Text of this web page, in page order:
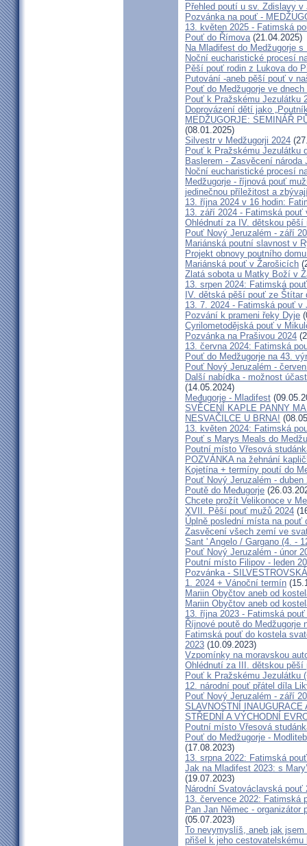
Přehled poutí u sv. Zdislavy
Pozvánka na pouť -
13. květen 2025 - Fatimská
Pouť do Římova(21.04.2025)
Na Mladifest do Medžugorje s
Noční eucharistické procesí
Pěší pouť rodin z Lukova do
Putování -aneb pěší pouť v
Pouť do Medžugorje ve
Pouť k Pražskému Jezulátku
Doprovázení dětí jako
MEDŽUGORJE: SEMINÁŘ
(08.01.2025)
Silvestr v Medžugorji 2024
Pouť k Pražskému Jezulátku
Baslerem - Zasvěcení národa
Noční eucharistické procesí
Medžugorje - říjnová pouť
jedinečnou příležitost a
13. října 2024 v 16 hodin:
13. září 2024 - Fatimská pouť
Ohlédnutí za IV. dětskou
Pouť Nový Jeruzalém - září
Mariánská poutní slavnost v
Projekt obnovy poutního
Mariánská pouť v Žarošicích
Zlatá sobota u Matky Boží v
13. srpen 2024: Fatimská
IV. dětská pěší pouť ze Štítar
13. 7. 2024 - Fatimská pouť
Pozvání k prameni řeky Dyje
Cyrilometodějská pouť v
Pozvánka na Prašivou 2024
13. června 2024: Fatimská
Pouť do Medžugorje na 43.
Pouť Nový Jeruzalém -
Další nabídka - možnost
(14.05.2024)
Međugorje - Mladifest
SVĚCENÍ KAPLE PANNY
NESVAČILCE U BRNA!
13. květen 2024: Fatimská
Pouť s Marys Meals do
Poutní místo Vřesová
POZVÁNKA na žehnání
Kojetína + termíny poutí do
Pouť Nový Jeruzalém - duben
Poutě do Međugorje
Chcete prožít Velikonoce v
XVII. Pěší pouť mužů 2024
Úplně poslední místa na pouť
Zasvěcení všech zemí ve
Sant ' Angelo / Gargano (4. -
Pouť Nový Jeruzalém - únor
Poutní místo Filipov - leden
Pozvánka -
1. 2024 + Vánoční termín
Mariin Obyčtov aneb od
Mariin Obyčtov aneb od
13. října 2023 - Fatimská
Říjnové poutě do Medžugorje
Fatimská pouť do kostela
2023 (10.09.2023)
Vzpomínky na moravskou
Ohlédnutí za III. dětskou pěší
Pouť k Pražskému Jezulátku
12. národní pouť přátel díla
Pouť Nový Jeruzalém - září
SLAVNOSTNÍ
STŘEDNÍ A VÝCHODNÍ
Poutní místo Vřesová
Pouť do Medžugorje -
(17.08.2023)
13. srpna 2022: Fatimská
Jak na Mladifest 2023: s
(19.07.2023)
Národní Svatováclavská pouť
13. července 2022: Fatimská
Pan Jan Němec -
(05.07.2023)
To nevymyslíš, aneb jak
přišel k jeho cestovatelskému